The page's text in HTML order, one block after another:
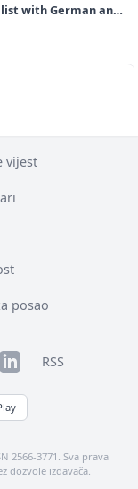
with German and
vijest
posao
LinkedInRSS
2566-3771. Sva prava
dozvole izdavača.